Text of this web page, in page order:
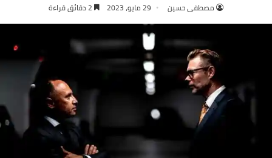
مصطفى حسين 29 مايو، 2023